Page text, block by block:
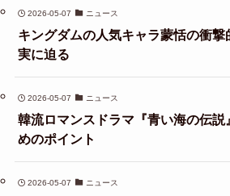
2026-05-07 ニュース
キングダムの人気キャラ蒙恬の衝
実に迫る
2026-05-07 ニュース
韓流ロマンスドラマ『青い海の伝説
めのポイント
2026-05-07 ニュース